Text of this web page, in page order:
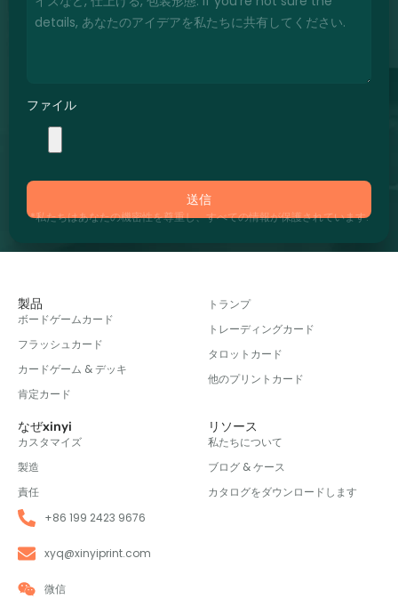
ファイル
送信
*私たちはあなたの機密性を尊重し、すべての情報が保護されています.
製品
ボードゲームカード
フラッシュカード
カードゲーム & デッキ
肯定カード
トランプ
トレーディングカード
タロットカード
他のプリントカード
なぜxinyi
カスタマイズ
製造
責任
リソース
私たちについて
ブログ & ケース
カタログをダウンロードします
+86 199 2423 9676
xyq@xinyiprint.com
微信